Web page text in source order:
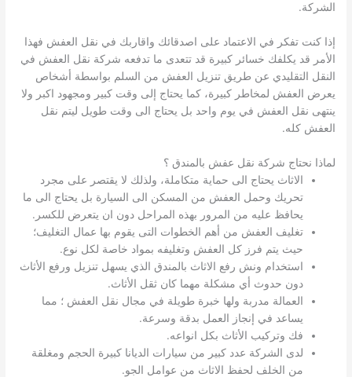
الشركة.
إذا كنت تفكر في الاعتماد على اصدقائك واقاربك في نقل العفش فهذا
الأمر قد يكلفك خسائر كبيرة قد تتعدى ما تدفعه شركة نقل العفش في
النقل التقليدي عن طريق تنزيل العفش من السلم بواسطة أشخاص
يعرض العفش لمخاطر كبيرة، كما يحتاج إلى وقت كبير ومجهود اكبر ولا
ينتهى نقل العفش في يوم واحد بل يحتاج الى وقت طويل ليتم نقل
العفش كله.
لماذا نحتاج شركة نقل عفش بالمندق ؟
الاثاث يحتاج الى حماية متكاملة، ولذلك لا يقتصر على مجرد
تحريك وحمل العفش من المسكن الى السيارة بل يحتاج الى ما
يحافظ عليه من المرور بهذه المراحل دون ان يتعرض للكسر.
تغليف العفش من أهم الخطوات التى يقوم بها عمال التغليف؛
حيث يتم فرز كل العفش وتغليفه بمواد خاصة لكل نوع.
استخدام ونش رفع الاثاث بالمندق الذي يسهل تنزيل ورفع الأثاث
دون حدوث أي مشكلة مهما كان ثقل الأثاث.
العمالة مدربة ولها خبرة طويلة في مجال نقل العفش ؛ مما
يساعد في إنجاز العمل بدقة وسرعة.
فك وتركيب الأثاث بكل انواعه.
لدى الشركة عدد كبير من سيارات الديانا كبيرة الحجم ومغلقة
من الخلف لحفظ الاثاث من عوامل الجو.